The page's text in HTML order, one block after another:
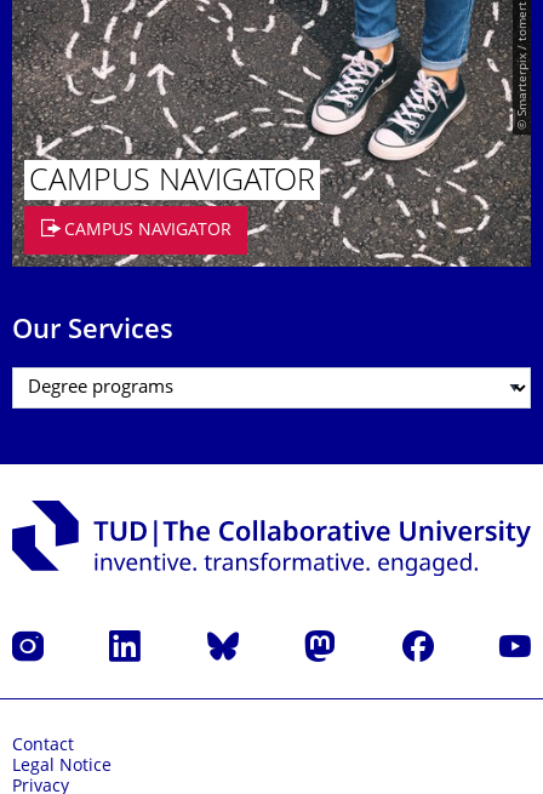
© Smarterpix / tomert
CAMPUS NAVIGATOR
CAMPUS NAVIGATOR
Our Services
Instagram LinkedIn Bluesky Mastodon Facebook
Contact
Legal Notice
Privacy